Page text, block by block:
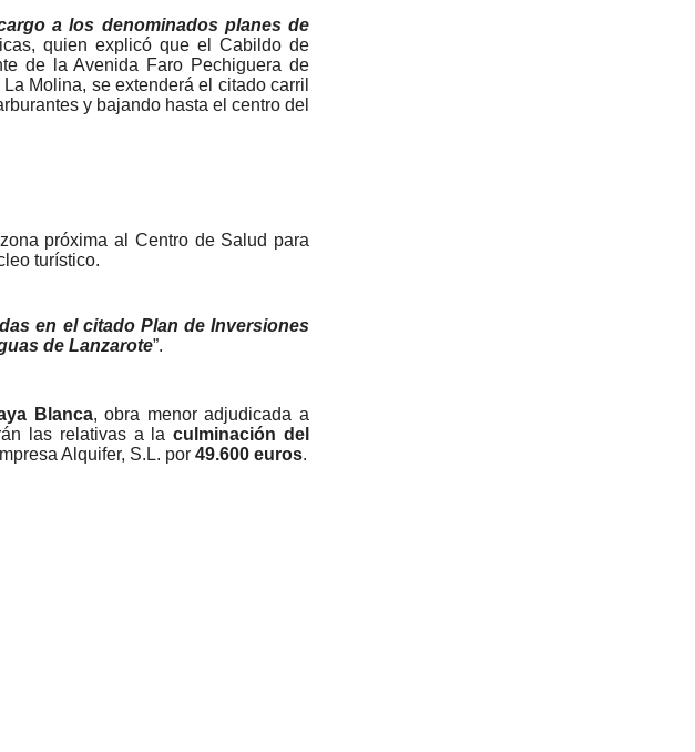
a los denominados planes de
quien explicó que el Cabildo de
de la Avenida Faro Pechiguera de
Molina, se extenderá el citado carril
y bajando hasta el centro del
próxima al Centro de Salud para
turístico.
en el citado Plan de Inversiones
de Lanzarote”.
Blanca, obra menor adjudicada a
las relativas a laculminación del
Alquifer, S.L. por 49.600 euros.